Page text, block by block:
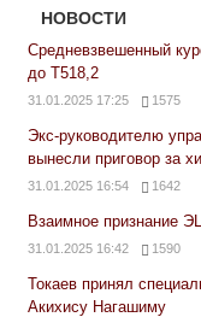
НОВОСТИ
Средневзвешенный
до Т518,2
31.01.2025 17:25 1575
Экс-руководителю
вынесли приговор за
31.01.2025 16:54 1642
Взаимное признание
31.01.2025 16:42 1590
Токаев принял
Акихису Нагашиму